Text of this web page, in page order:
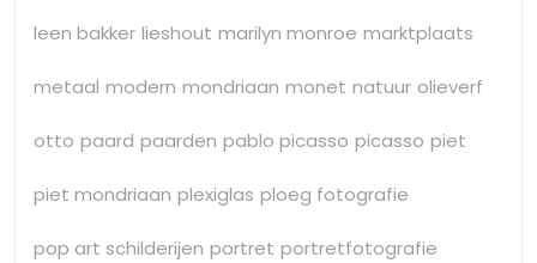
leen bakker lieshout marilyn monroe marktplaats
metaal modern mondriaan monet natuur olieverf
otto paard paarden pablo picasso picasso piet
piet mondriaan plexiglas ploeg fotografie
pop art schilderijen portret portretfotografie